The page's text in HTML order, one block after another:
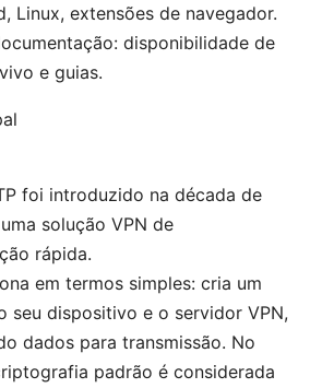
Linux, extensões de navegador.
disponibilidade de
e guias.
foi introduzido na década de
solução VPN de
rápida.
em termos simples: cria um
seu dispositivo e o servidor VPN,
dados para transmissão. No
padrão é considerada